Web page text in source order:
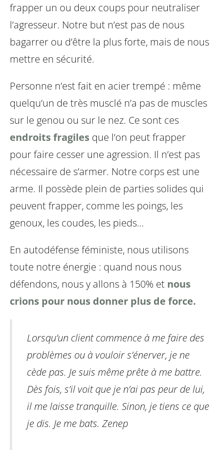
frapper un ou deux coups pour neutraliser
l’agresseur. Notre but n’est pas de nous
bagarrer ou d’être la plus forte, mais de nous
mettre en sécurité.
Personne n’est fait en acier trempé : même
quelqu’un de très musclé n’a pas de muscles
sur le genou ou sur le nez. Ce sont ces
endroits fragiles que l’on peut frapper
pour faire cesser une agression. Il n’est pas
nécessaire de s’armer. Notre corps est une
arme. Il possède plein de parties solides qui
peuvent frapper, comme les poings, les
genoux, les coudes, les pieds…
En autodéfense féministe, nous utilisons
toute notre énergie : quand nous nous
défendons, nous y allons à 150% et nous
crions pour nous donner plus de force.
Lorsqu’un client commence à me faire des
problèmes ou à vouloir s’énerver, je ne
cède pas. Je suis même prête à me battre.
Dès fois, s’il voit que je n’ai pas peur de lui,
il me laisse tranquille. Sinon, je tiens ce que
je dis. Je me bats. Zenep